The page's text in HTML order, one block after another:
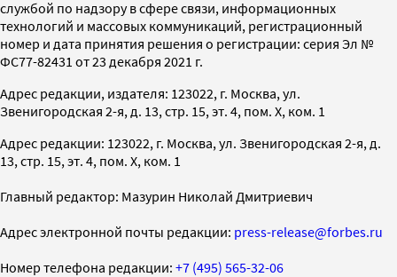
службой по надзору в сфере связи, информационных
технологий и массовых коммуникаций, регистрационный
номер и дата принятия решения о регистрации: серия Эл №
ФС77-82431 от 23 декабря 2021 г.
Адрес редакции, издателя: 123022, г. Москва, ул.
Звенигородская 2-я, д. 13, стр. 15, эт. 4, пом. X, ком. 1
Адрес редакции: 123022, г. Москва, ул. Звенигородская 2-я, д.
13, стр. 15, эт. 4, пом. X, ком. 1
Главный редактор: Мазурин Николай Дмитриевич
Адрес электронной почты редакции: press-release@forbes.ru
Номер телефона редакции: +7 (495) 565-32-06